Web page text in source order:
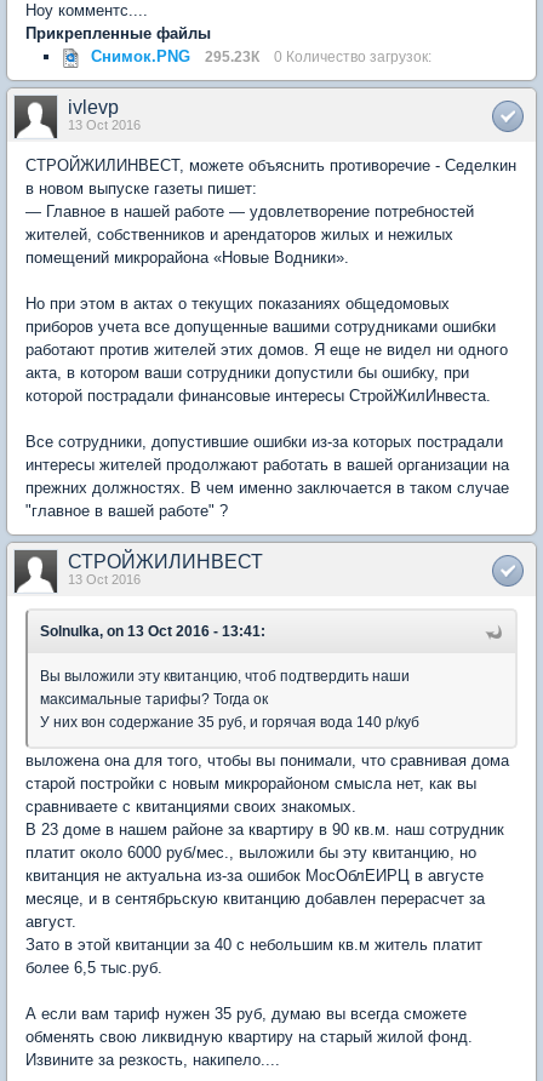
Ноу комментс....
Прикрепленные файлы
Снимок.PNG
295.23К 0 Количество загрузок:
ivlevp
13 Oct 2016
СТРОЙЖИЛИНВЕСТ, можете объяснить противоречие - Седелкин
в новом выпуске газеты пишет:
— Главное в нашей работе — удовлетворение потребностей
жителей, собственников и арендаторов жилых и нежилых
помещений микрорайона «Новые Водники».
Но при этом в актах о текущих показаниях общедомовых
приборов учета все допущенные вашими сотрудниками ошибки
работают против жителей этих домов. Я еще не видел ни одного
акта, в котором ваши сотрудники допустили бы ошибку, при
которой пострадали финансовые интересы СтройЖилИнвеста.
Все сотрудники, допустившие ошибки из-за которых пострадали
интересы жителей продолжают работать в вашей организации на
прежних должностях. В чем именно заключается в таком случае
"главное в вашей работе" ?
СТРОЙЖИЛИНВЕСТ
13 Oct 2016
Solnulka, on 13 Oct 2016 - 13:41:
Вы выложили эту квитанцию, чтоб подтвердить наши
максимальные тарифы? Тогда ок
У них вон содержание 35 руб, и горячая вода 140 р/куб
выложена она для того, чтобы вы понимали, что сравнивая дома
старой постройки с новым микрорайоном смысла нет, как вы
сравниваете с квитанциями своих знакомых.
В 23 доме в нашем районе за квартиру в 90 кв.м. наш сотрудник
платит около 6000 руб/мес., выложили бы эту квитанцию, но
квитанция не актуальна из-за ошибок МосОблЕИРЦ в августе
месяце, и в сентябрьскую квитанцию добавлен перерасчет за
август.
Зато в этой квитанции за 40 с небольшим кв.м житель платит
более 6,5 тыс.руб.
А если вам тариф нужен 35 руб, думаю вы всегда сможете
обменять свою ликвидную квартиру на старый жилой фонд.
Извините за резкость, накипело....